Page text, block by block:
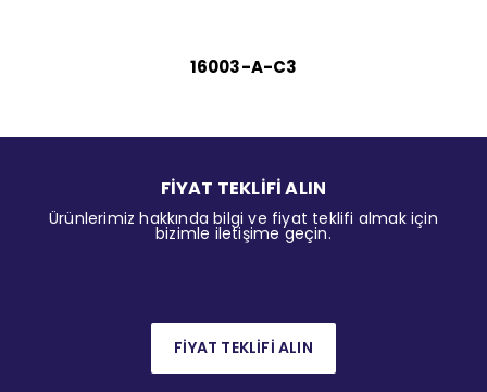
16003-A-C3
FİYAT TEKLİFİ ALIN
Ürünlerimiz hakkında bilgi ve fiyat teklifi almak için
bizimle iletişime geçin.
FİYAT TEKLİFİ ALIN